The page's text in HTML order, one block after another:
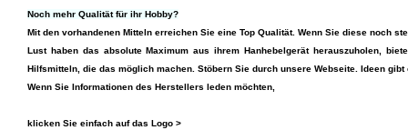
Noch mehr Qualität für ihr Hobby?
Mit den vorhandenen Mitteln erreichen Sie eine Top Qualität. Wenn Sie diese noch
Lust haben das absolute Maximum aus ihrem Hanhebelgerät herauszuholen,
Hilfsmitteln, die das möglich machen. Stöbern Sie durch unsere Webseite. Ideen
Wenn Sie Informationen des Herstellers leden möchten,
klicken Sie einfach auf das Logo >